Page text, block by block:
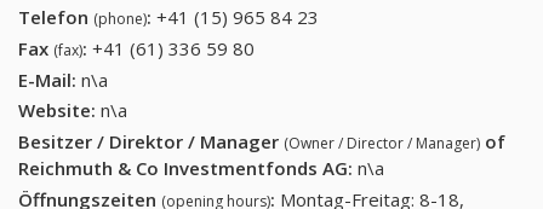
Telefon (phone): +41 (15) 965 84 23
Fax (fax): +41 (61) 336 59 80
E-Mail: n\a
Website: n\a
Besitzer / Direktor / Manager (Owner / Director / Manager) of
Reichmuth & Co Investmentfonds AG: n\a
Öffnungszeiten (opening hours): Montag-Freitag: 8-18,